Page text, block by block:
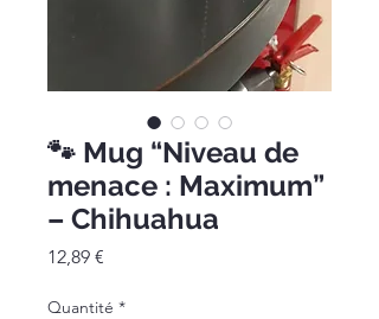
🐾 Mug “Niveau de
menace : Maximum”
– Chihuahua
12,89 €
Quantité *